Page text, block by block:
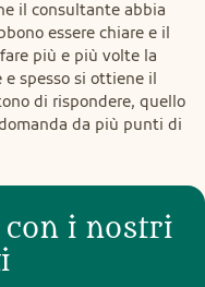
il consultante abbia
essere chiare e il
più e più volte la
spesso si ottiene il
di rispondere, quello
da più punti di
i nostri